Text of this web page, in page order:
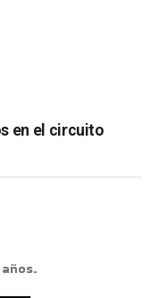
en el circuito